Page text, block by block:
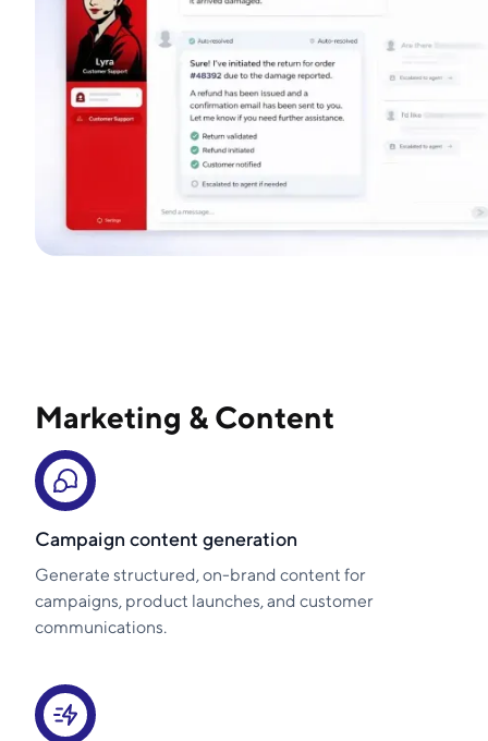
Marketing & Content
Campaign content generation
Generate structured, on-brand content for
campaigns, product launches, and customer
communications.